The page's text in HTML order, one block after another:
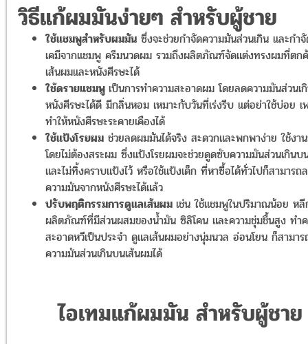
วิธีแก้ผมมันง่ายๆ สำหรับผู้ชาย
ใช้แชมพูสำหรับผมมัน ซึ่งจะช่วยกำจัดความมันส่วนเกิน และกำ
เคมีจากแชมพู ครีมนวดผม รวมถึงผลิตภัณฑ์จัดแต่งทรงผมที่ตก
เส้นผมและหนังศีรษะได้
ใช้ดรายแชมพู เป็นการทำความสะอาดผม โดยลดความมันส่วนเ
หนังศีรษะได้ดี มีกลิ่นหอม เหมาะกับวันที่เร่งรีบ แต่อย่าใช้บ่อย เ
ทำให้หนังศีรษะระคายเคืองได้
ใช้แป้งโรยผม ช่วยลดผมมันได้จริง สะดวกและพกพาง่าย ใช้งา
โดยไม่ต้องสระผม ซึ่งแป้งโรยผมจะช่วยดูดซับความมันส่วนเกินบ
และไม่ทิ้งคราบแป้งไว้ หรือใช้แป้งเด็ก ที่หาซื้อได้ทั่วไปก็สามารถ
ความมันจากหนังศีรษะได้แล้ว
ปรับพฤติกรรมการดูแลเส้นผม เช่น ใช้แชมพูในปริมาณน้อย หลี
ผลิตภัณฑ์ที่มีส่วนผสมของน้ำมัน ซิลิโคน และความชุ่มชื้นสูง ทำ
สะอาดหวีเป็นประจำ ดูแลเส้นผมอย่างนุ่มนวล อ่อนโยน ก็สามา
ความมันส่วนเกินบนเส้นผมได้
ไอเทมแก้ผมมัน สำหรับผู้ชาย